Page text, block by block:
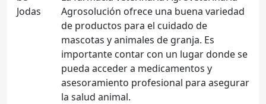
Agrosolución ofrece una buena variedad
de productos para el cuidado de
mascotas y animales de granja. Es
importante contar con un lugar donde se
pueda acceder a medicamentos y
asesoramiento profesional para asegurar
la salud animal.